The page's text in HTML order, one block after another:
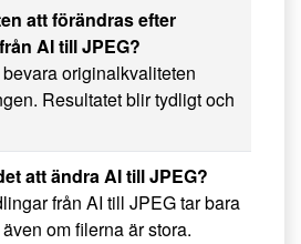
att förändras efter
AI till JPEG?
originalkvaliteten
Resultatet blir tydligt och
att ändra AI till JPEG?
från AI till JPEG tar bara
om filerna är stora.